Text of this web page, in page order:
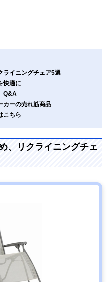
ライニングチェア5選
快適に
Q&A
カーの売れ筋商品
こちら
、リクライニングチェ